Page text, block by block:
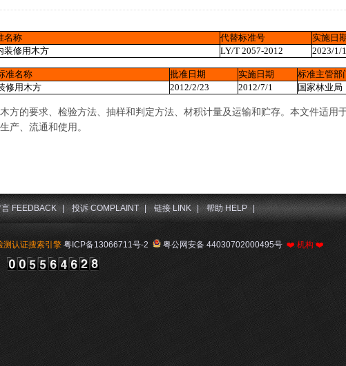
名称 代替标准号
实施日
装修用木方 LY/T 2057-2012 2023/1/1
准名称 批准日期 实施日期
标准主管部
修用木方 2012/2/23 2012/7/1 国家林业局
方的要求、检验方法、抽样和判定方法、材积计量及运输和贮存。本文件适用
产、流通和使用。
测认证搜索引擎 粤ICP备13066711号-2 粤公网安备 44030702000495号 ❤️ 机构 ❤️
FEEDBACK 投诉 COMPLAINT | 链接 LINK | 帮助 HELP |